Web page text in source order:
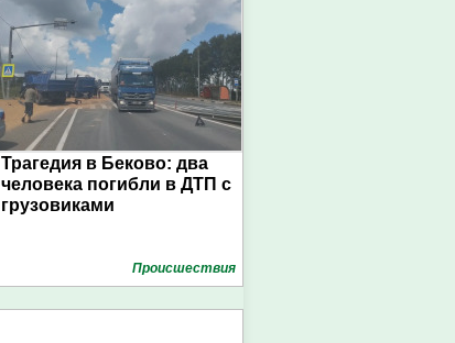
Трагедия в Беково: два
человека погибли в ДТП с
грузовиками
Проиcшествия